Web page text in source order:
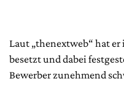
Laut „thenextweb“ hat
besetzt und dabei
Bewerber zunehmend